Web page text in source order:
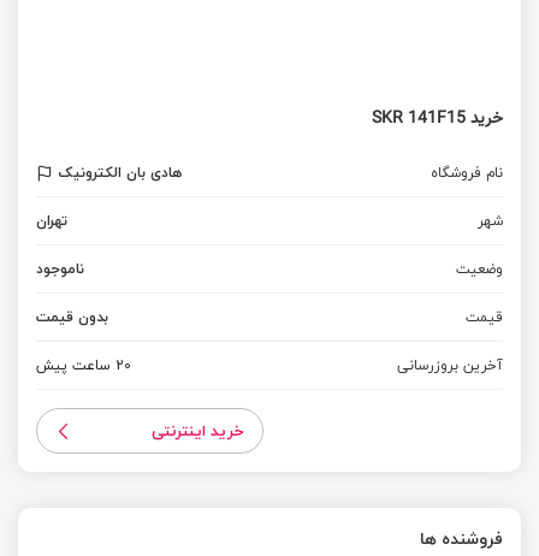
خرید SKR 141F15
نام فروشگاه
هادی بان الکترونیک
شهر
تهران
وضعیت
ناموجود
قیمت
بدون قیمت
آخرین بروزرسانی
20 ساعت پیش
خرید اینترنتی
فروشنده ها